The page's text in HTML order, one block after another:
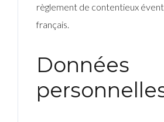
règlement de contentieux
français.
Données